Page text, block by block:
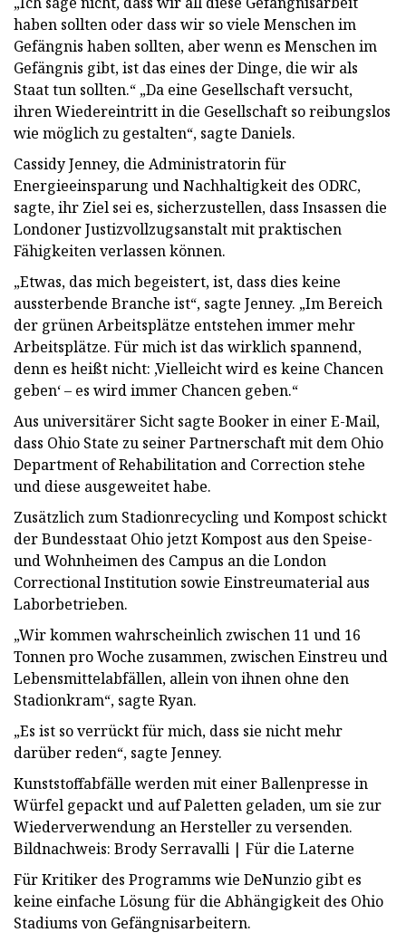
haben sollten oder dass wir so viele Menschen im
Gefängnis haben sollten, aber wenn es Menschen im
Gefängnis gibt, ist das eines der Dinge, die wir als
Staat tun sollten.“ „Da eine Gesellschaft versucht,
ihren Wiedereintritt in die Gesellschaft so reibungslos
wie möglich zu gestalten“, sagte Daniels.
Cassidy Jenney, die Administratorin für
Energieeinsparung und Nachhaltigkeit des ODRC,
sagte, ihr Ziel sei es, sicherzustellen, dass Insassen die
Londoner Justizvollzugsanstalt mit praktischen
Fähigkeiten verlassen können.
„Etwas, das mich begeistert, ist, dass dies keine
aussterbende Branche ist“, sagte Jenney. „Im Bereich
der grünen Arbeitsplätze entstehen immer mehr
Arbeitsplätze. Für mich ist das wirklich spannend,
denn es heißt nicht: ‚Vielleicht wird es keine Chancen
geben‘ – es wird immer Chancen geben.“
Aus universitärer Sicht sagte Booker in einer E-Mail,
dass Ohio State zu seiner Partnerschaft mit dem Ohio
Department of Rehabilitation and Correction stehe
und diese ausgeweitet habe.
Zusätzlich zum Stadionrecycling und Kompost schickt
der Bundesstaat Ohio jetzt Kompost aus den Speise-
und Wohnheimen des Campus an die London
Correctional Institution sowie Einstreumaterial aus
Laborbetrieben.
„Wir kommen wahrscheinlich zwischen 11 und 16
Tonnen pro Woche zusammen, zwischen Einstreu und
Lebensmittelabfällen, allein von ihnen ohne den
Stadionkram“, sagte Ryan.
„Es ist so verrückt für mich, dass sie nicht mehr
darüber reden“, sagte Jenney.
Kunststoffabfälle werden mit einer Ballenpresse in
Würfel gepackt und auf Paletten geladen, um sie zur
Wiederverwendung an Hersteller zu versenden.
Bildnachweis: Brody Serravalli | Für die Laterne
Für Kritiker des Programms wie DeNunzio gibt es
keine einfache Lösung für die Abhängigkeit des Ohio
Stadiums von Gefängnisarbeitern.